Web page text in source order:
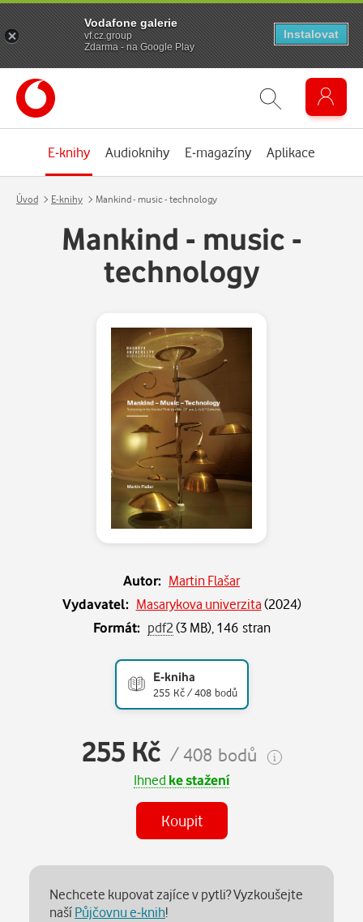
E-knihy Audioknihy E-magazíny Aplikace
Úvod E-knihy Mankind - music - technology
Mankind - music -
technology
Autor: Martin Flašar
Vydavatel: Masarykova univerzita(2024)
Formát: pdf2(3 MB), 146 stran
E-kniha
255 Kč / 408 bodů
255 Kč / 408 bodů
Ihned ke stažení
Koupit
Nechcete kupovat zajíce v pytli? Vyzkoušejte
našíPůjčovnu e-knih!
Vodafone galerie
vf.cz.group
Zdarma - na Google Play
Instalovat